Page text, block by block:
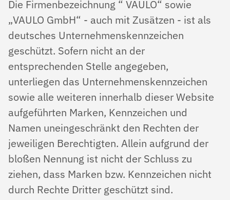
Die Firmenbezeichnung “ VAULO“ sowie
„VAULO GmbH“ - auch mit Zusätzen - ist als
deutsches Unternehmenskennzeichen
geschützt. Sofern nicht an der
entsprechenden Stelle angegeben,
unterliegen das Unternehmenskennzeichen
sowie alle weiteren innerhalb dieser Website
aufgeführten Marken, Kennzeichen und
Namen uneingeschränkt den Rechten der
jeweiligen Berechtigten. Allein aufgrund der
bloßen Nennung ist nicht der Schluss zu
ziehen, dass Marken bzw. Kennzeichen nicht
durch Rechte Dritter geschützt sind.